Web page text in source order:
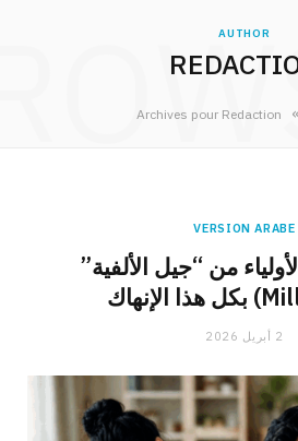
AUTHOR
»
Archives pour Redaction
VERSION ARABE
من “جيل الألفية”
2 أبريل 2026